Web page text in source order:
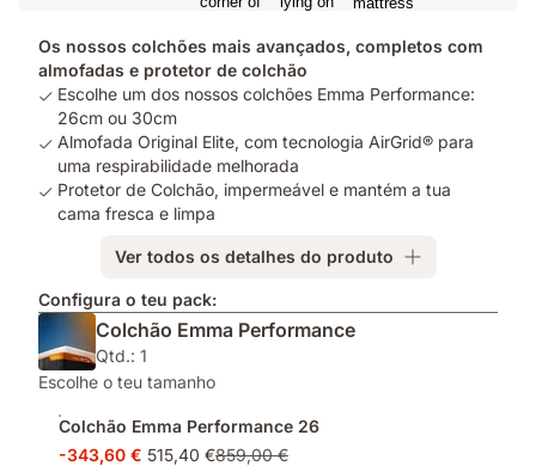
Os nossos colchões mais avançados, completos com
almofadas e protetor de colchão
Escolhe um dos nossos colchões Emma Performance:
26cm ou 30cm
Almofada Original Elite, com tecnologia AirGrid® para
uma respirabilidade melhorada
Protetor de Colchão, impermeável e mantém a tua
cama fresca e limpa
Ver todos os detalhes do produto
Configura o teu pack:
Colchão Emma Performance
Qtd.: 1
Escolhe o teu tamanho
Colchão Emma Performance 26
-343,60 € 515,40 €859,00 €